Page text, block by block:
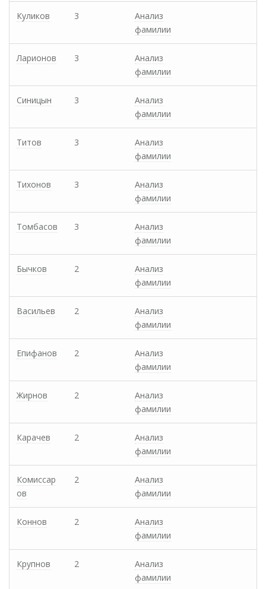
Куликов 3
Анализ
фамилии
Ларионов 3
Анализ
фамилии
Синицын 3
Анализ
фамилии
Титов 3
Анализ
фамилии
Тихонов 3
Анализ
фамилии
Томбасов 3
Анализ
фамилии
Бычков 2
Анализ
фамилии
Васильев 2
Анализ
фамилии
Епифанов 2
Анализ
фамилии
Жирнов 2
Анализ
фамилии
Карачев 2
Анализ
фамилии
Комиссар
ов
2
Анализ
фамилии
Коннов 2
Анализ
фамилии
Крупнов 2
Анализ
фамилии